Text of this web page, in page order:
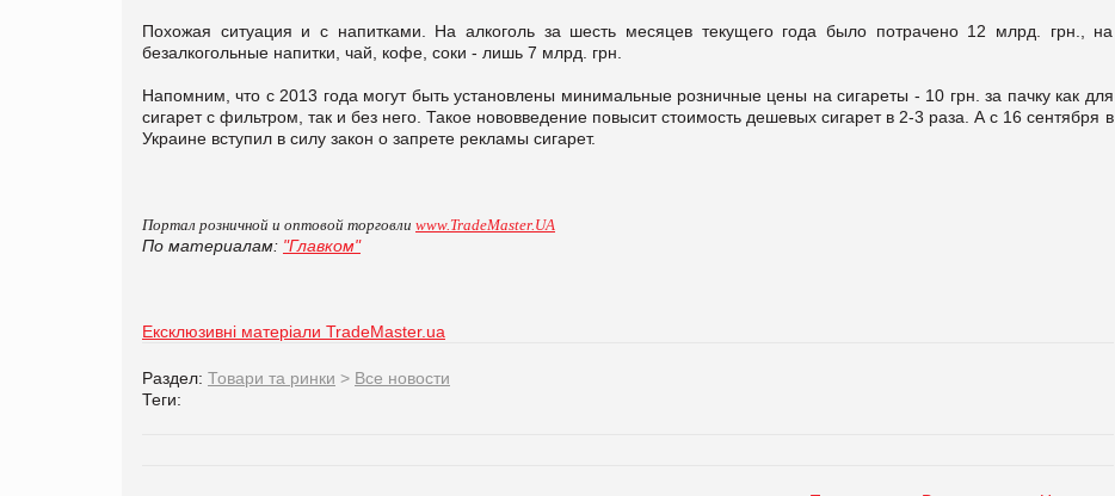
Похожая ситуация и с напитками. На алкоголь за шесть месяцев текущего года было потрачено 12 млрд. грн., на
безалкогольные напитки, чай, кофе, соки - лишь 7 млрд. грн.
Напомним, что с 2013 года могут быть установлены минимальные розничные цены на сигареты - 10 грн. за пачку как для
сигарет с фильтром, так и без него. Такое нововведение повысит стоимость дешевых сигарет в 2-3 раза. А с 16 сентября в
Украине вступил в силу закон о запрете рекламы сигарет.
Портал розничной и оптовой торговли www.TradeMaster.UA
По материалам: "Главком"
Ексклюзивні матеріали TradeMaster.ua
Раздел: Товари та ринки > Все новости
Теги: